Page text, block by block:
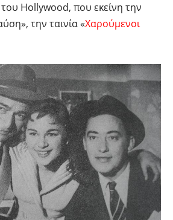
Hollywood, που εκείνη την
την ταινία «Χαρούμενοι